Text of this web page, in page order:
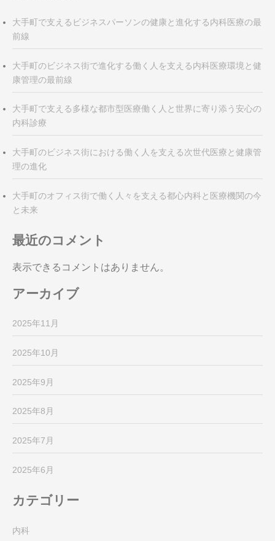
大手町で支えるビジネスパーソンの健康と進化する内科医療の最
前線
大手町のビジネス街で進化する働く人を支える内科医療環境と健
康管理の最前線
大手町で支える多様な都市型医療働く人と世界に寄り添う安心の
内科診療
大手町のビジネス街における働く人を支える次世代医療と健康管
理の進化
大手町のオフィス街で働く人々を支える都心内科と医療機関の今
と未来
最近のコメント
表示できるコメントはありません。
アーカイブ
2025年11月
2025年10月
2025年9月
2025年8月
2025年7月
2025年6月
カテゴリー
内科